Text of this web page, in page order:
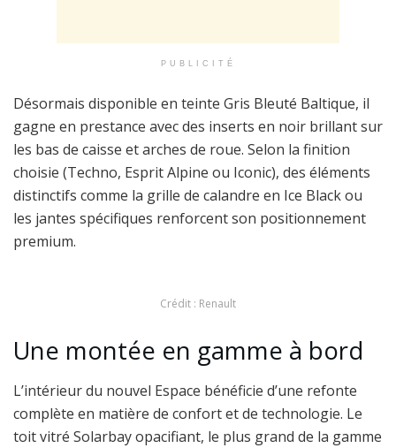
PUBLICITÉ
Désormais disponible en teinte Gris Bleuté Baltique, il
gagne en prestance avec des inserts en noir brillant sur
les bas de caisse et arches de roue. Selon la finition
choisie (Techno, Esprit Alpine ou Iconic), des éléments
distinctifs comme la grille de calandre en Ice Black ou
les jantes spécifiques renforcent son positionnement
premium.
Crédit : Renault
Une montée en gamme à bord
L’intérieur du nouvel Espace bénéficie d’une refonte
complète en matière de confort et de technologie. Le
toit vitré Solarbay opacifiant, le plus grand de la gamme